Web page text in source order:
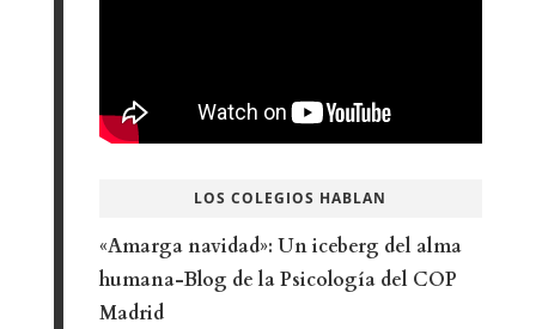
LOS COLEGIOS HABLAN
«Amarga navidad»: Un iceberg del alma
humana-Blog de la Psicología del COP
Madrid